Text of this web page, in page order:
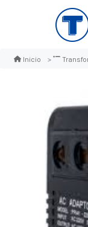
Inicio